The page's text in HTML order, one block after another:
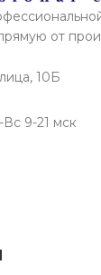
от
10Б
9-21 мск